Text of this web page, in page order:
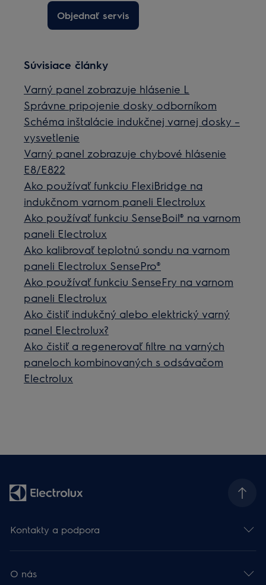
Objednať servis
Súvisiace články
Varný panel zobrazuje hlásenie L
Správne pripojenie dosky odborníkom
Schéma inštalácie indukčnej varnej dosky –
vysvetlenie
Varný panel zobrazuje chybové hlásenie
E8/E822
Ako používať funkciu FlexiBridge na
indukčnom varnom paneli Electrolux
Ako používať funkciu SenseBoil® na varnom
paneli Electrolux
Ako kalibrovať teplotnú sondu na varnom
paneli Electrolux SensePro®
Ako používať funkciu SenseFry na varnom
paneli Electrolux
Ako čistiť indukčný alebo elektrický varný
panel Electrolux?
Ako čistiť a regenerovať filtre na varných
paneloch kombinovaných s odsávačom
Electrolux
Kontakty a podpora
O nás